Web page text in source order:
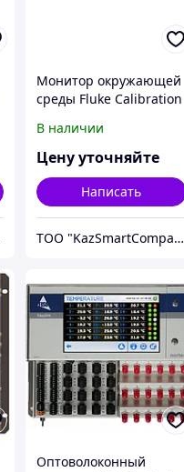
Монитор окружающей
среды Fluke Calibration
В наличии
Цену уточняйте
Написать
ТОО "KazSmartCompany"
Оптоволоконный